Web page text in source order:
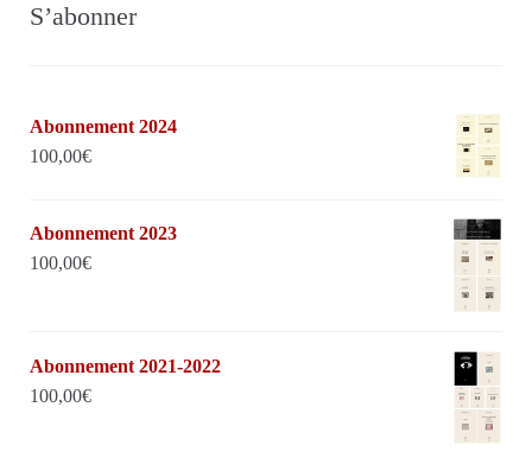
S’abonner
Abonnement 2024
100,00€
Abonnement 2023
100,00€
Abonnement 2021-2022
100,00€